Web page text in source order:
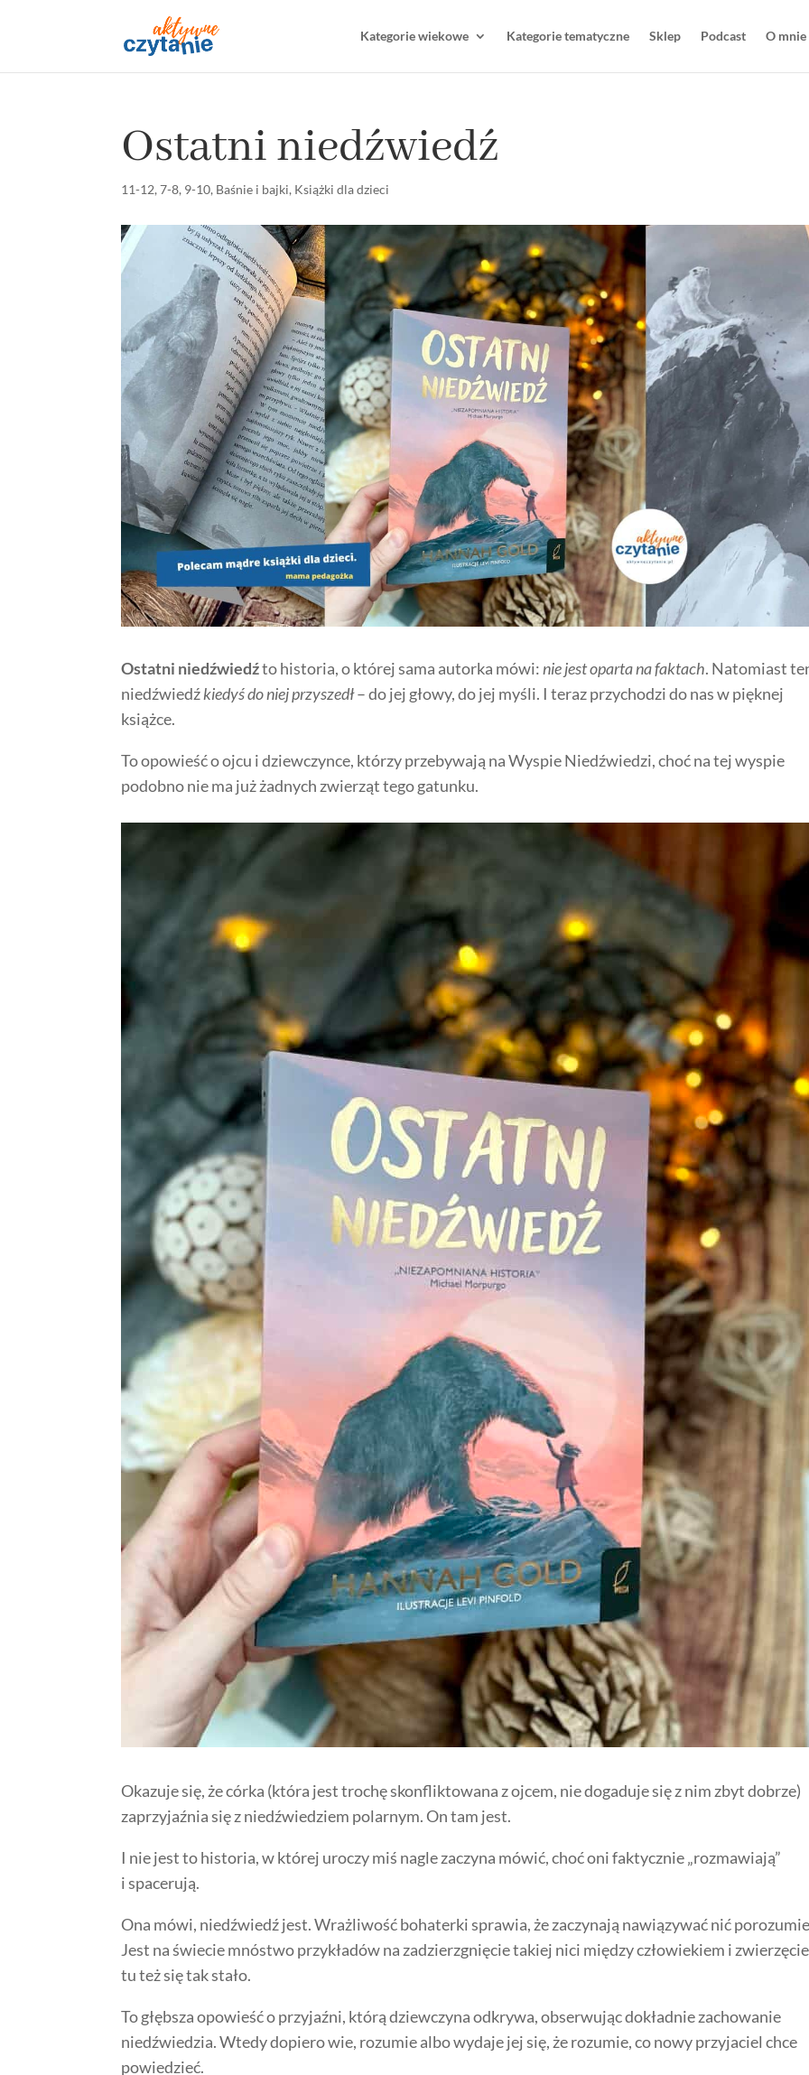
Kategorie wiekowe Kategorie tematyczne Sklep Podcast O mnie
Ostatni niedźwiedź
11-12,7-8, 9-10, Baśnie i bajki, Książki dla dzieci
Ostatni niedźwiedźto historia, o której sama autorka mówi:nie jest oparta na faktach. Natomiast
niedźwiedźkiedyś do niej przyszedł– do jej głowy, do jej myśli. I teraz przychodzi do nas w pięknej
książce.
To opowieść o ojcu i dziewczynce, którzy przebywają na Wyspie Niedźwiedzi, choć na tej wyspie
podobno nie ma już żadnych zwierząt tego gatunku.
Okazuje się, że córka (która jest trochę skonfliktowana z ojcem, nie dogaduje się z nim zbyt dobrze)
zaprzyjaźnia się z niedźwiedziem polarnym. On tam jest.
I nie jest to historia, w której uroczy miś nagle zaczyna mówić, choć oni faktycznie „rozmawiają”
i spacerują.
Ona mówi, niedźwiedź jest. Wrażliwość bohaterki sprawia, że zaczynają nawiązywać nić
Jest na świecie mnóstwo przykładów na zadzierzgnięcie takiej nici między człowiekiem i
tu też się tak stało.
To głębsza opowieść o przyjaźni, którą dziewczyna odkrywa, obserwując dokładnie zachowanie
niedźwiedzia. Wtedy dopiero wie, rozumie albo wydaje jej się, że rozumie, co nowy przyjaciel chce
powiedzieć.